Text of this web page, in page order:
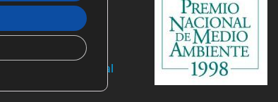
Digital